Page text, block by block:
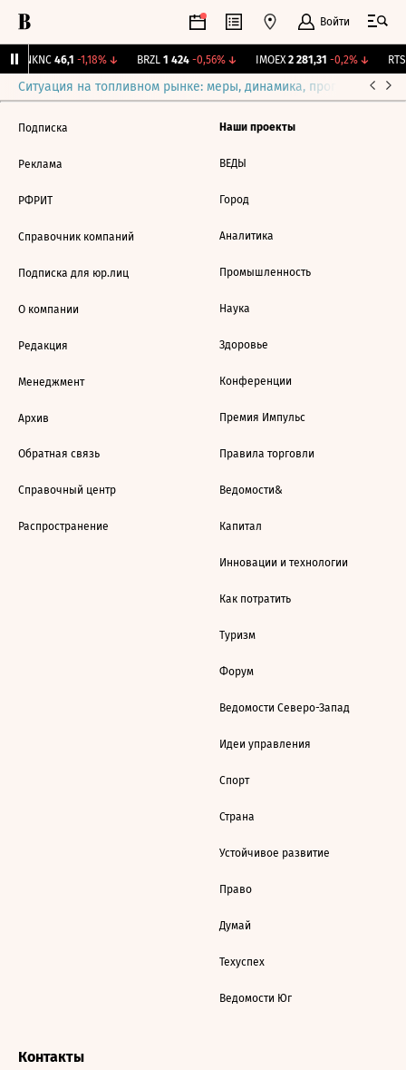
Войти
NKNC 46,1 -1,18%↓ BRZL 1 424 -0,56%↓ IMOEX 2 281,31 -0,2%↓ RTSI
Ситуация на топливном рынке: меры, динамика, прогнозы
Подписка
Реклама
РФРИТ
Справочник компаний
Подписка для юр.лиц
О компании
Редакция
Менеджмент
Архив
Обратная связь
Справочный центр
Распространение
Наши проекты
ВЕДЫ
Город
Аналитика
Промышленность
Наука
Здоровье
Конференции
Премия Импульс
Правила торговли
Ведомости&
Капитал
Инновации и технологии
Как потратить
Туризм
Форум
Ведомости Северо-Запад
Идеи управления
Спорт
Страна
Устойчивое развитие
Право
Думай
Техуспех
Ведомости Юг
Контакты